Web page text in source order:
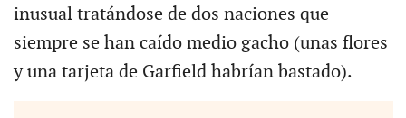
inusual tratándose de dos naciones que
siempre se han caído medio gacho (unas flores
y una tarjeta de Garfield habrían bastado).